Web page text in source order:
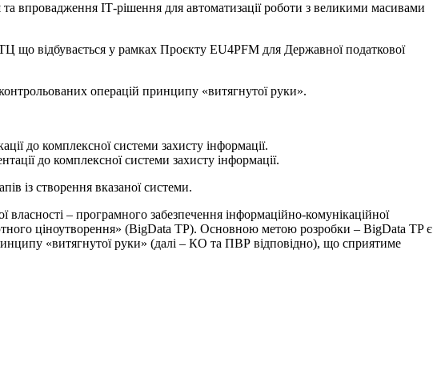
впровадження ІТ-рішення для автоматизації роботи з великими масивами
що відбувається у рамках Проєкту EU4PFM для Державної податкової
операцій принципу «витягнутої руки».
до комплексної системи захисту інформації.
до комплексної системи захисту інформації.
із створення вказаної системи.
– програмного забезпечення інформаційно-комунікаційної
ціноутворення» (BigData TP). Основною метою розробки – BigData TP є
«витягнутої руки» (далі – КО та ПВР відповідно), що сприятиме